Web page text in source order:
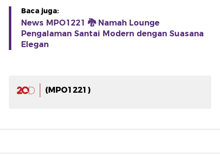
Baca juga:
News MPO1221 🐉 Namah Lounge
Pengalaman Santai Modern dengan Suasana
Elegan
(MPO1221)